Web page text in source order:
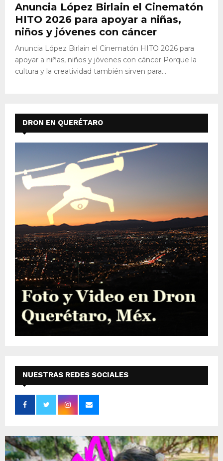
Anuncia López Birlain el Cinematón
HITO 2026 para apoyar a niñas,
niños y jóvenes con cáncer
Anuncia López Birlain el Cinematón HITO 2026 para
apoyar a niñas, niños y jóvenes con cáncer Porque la
cultura y la creatividad también sirven para...
DRON EN QUERÉTARO
NUESTRAS REDES SOCIALES